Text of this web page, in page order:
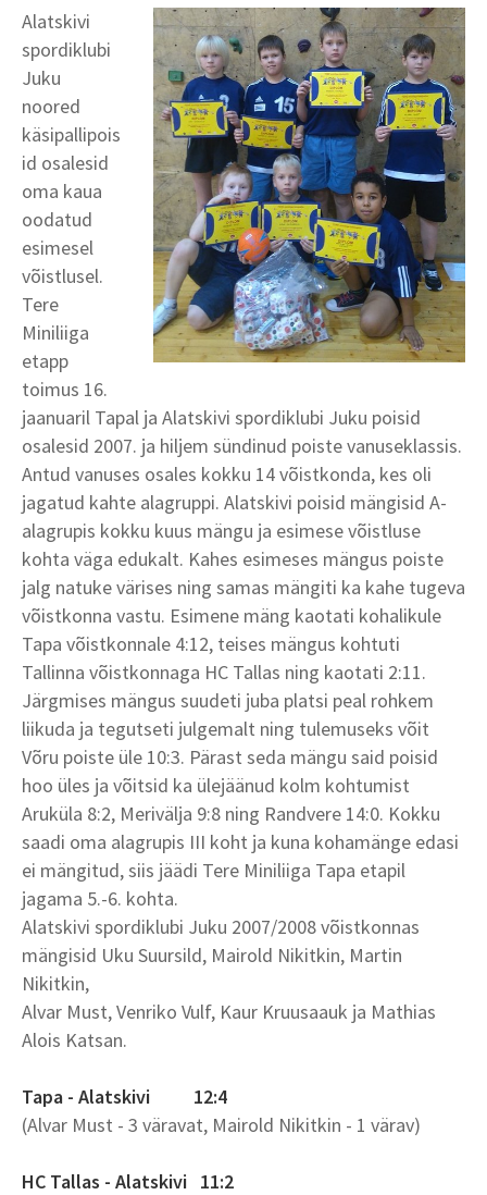
Alatskivi
spordiklubi
Juku
noored
käsipallipois
id osalesid
oma kaua
oodatud
esimesel
võistlusel.
Tere
Miniliiga
etapp
toimus 16.
jaanuaril Tapal ja Alatskivi spordiklubi Juku poisid
osalesid 2007. ja hiljem sündinud poiste vanuseklassis.
Antud vanuses osales kokku 14 võistkonda, kes oli
jagatud kahte alagruppi. Alatskivi poisid mängisid A-
alagrupis kokku kuus mängu ja esimese võistluse
kohta väga edukalt. Kahes esimeses mängus poiste
jalg natuke värises ning samas mängiti ka kahe tugeva
võistkonna vastu. Esimene mäng kaotati kohalikule
Tapa võistkonnale 4:12, teises mängus kohtuti
Tallinna võistkonnaga HC Tallas ning kaotati 2:11.
Järgmises mängus suudeti juba platsi peal rohkem
liikuda ja tegutseti julgemalt ning tulemuseks võit
Võru poiste üle 10:3. Pärast seda mängu said poisid
hoo üles ja võitsid ka ülejäänud kolm kohtumist
Aruküla 8:2, Merivälja 9:8 ning Randvere 14:0. Kokku
saadi oma alagrupis III koht ja kuna kohamänge edasi
ei mängitud, siis jäädi Tere Miniliiga Tapa etapil
jagama 5.-6. kohta.
Alatskivi spordiklubi Juku 2007/2008 võistkonnas
mängisid Uku Suursild, Mairold Nikitkin, Martin
Nikitkin,
Alvar Must, Venriko Vulf, Kaur Kruusaauk ja Mathias
Alois Katsan.
Tapa - Alatskivi 12:4
(Alvar Must - 3 väravat, Mairold Nikitkin - 1 värav)
HC Tallas - Alatskivi 11:2